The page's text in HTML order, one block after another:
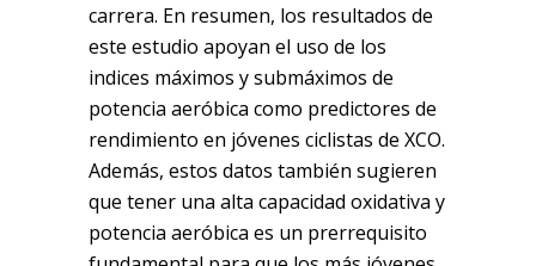
carrera. En resumen, los resultados de
este estudio apoyan el uso de los
indices máximos y submáximos de
potencia aeróbica como predictores de
rendimiento en jóvenes ciclistas de XCO.
Además, estos datos también sugieren
que tener una alta capacidad oxidativa y
potencia aeróbica es un prerrequisito